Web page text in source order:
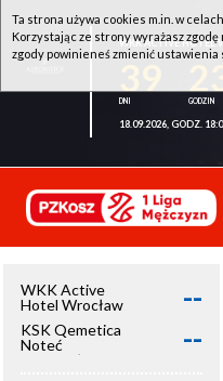
WKK ACTIVE HOTEL
18.09.2026, GODZ.
WKK Active
Hotel Wrocław
--
KSK Qemetica
Noteć
Inowrocław
--
Ta strona używa cookies m.in. w
Korzystając ze strony wyrażasz
zgody powinieneś zmienić ustawienia